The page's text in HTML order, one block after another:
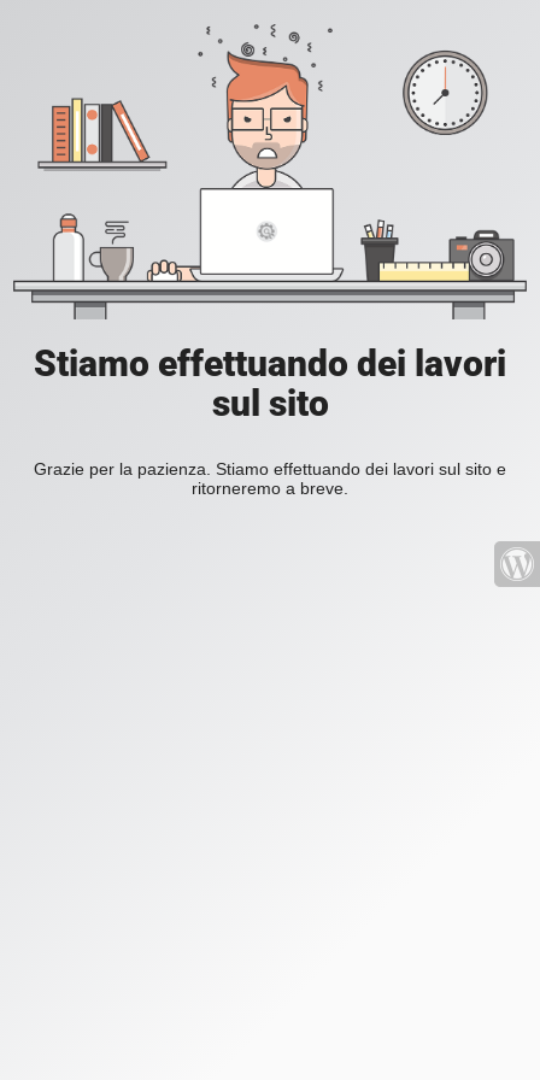
Stiamo effettuando dei lavori
sul sito
Grazie per la pazienza. Stiamo effettuando dei lavori sul sito e
ritorneremo a breve.